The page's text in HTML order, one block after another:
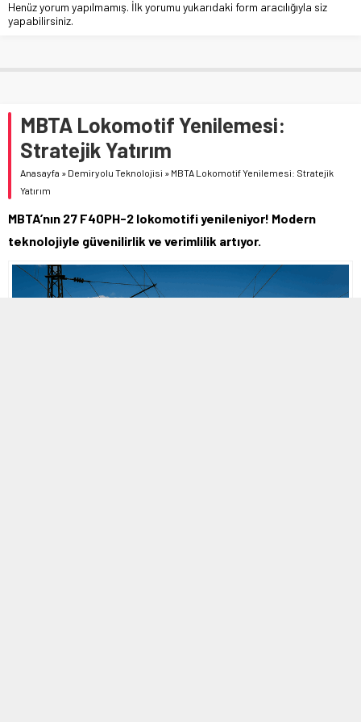
Henüz yorum yapılmamış. İlk yorumu yukarıdaki form aracılığıyla siz
yapabilirsiniz.
MBTA Lokomotif Yenilemesi:
Stratejik Yatırım
Anasayfa » Demiryolu Teknolojisi » MBTA Lokomotif Yenilemesi: Stratejik
Yatırım
MBTA’nın 27 F40PH-2 lokomotifi yenileniyor! Modern
teknolojiyle güvenilirlik ve verimlilik artıyor.